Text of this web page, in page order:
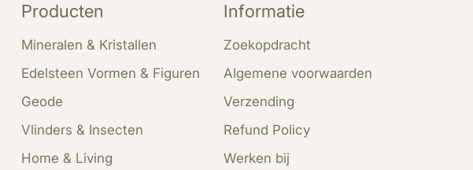
Producten
Mineralen & Kristallen
Edelsteen Vormen & Figuren
Geode
Vlinders & Insecten
Home & Living
Informatie
Zoekopdracht
Algemene voorwaarden
Verzending
Refund Policy
Werken bij